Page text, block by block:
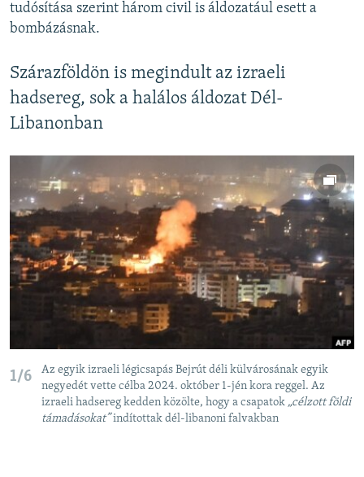
tudósítása szerint három civil is áldozatául esett a
bombázásnak.
Szárazföldön is megindult az izraeli
hadsereg, sok a halálos áldozat Dél-
Libanonban
1/6
Az egyik izraeli légicsapás Bejrút déli külvárosának egyik
negyedét vette célba 2024. október 1-jén kora reggel. Az
izraeli hadsereg kedden közölte, hogy a csapatok „célzott földi
támadásokat”indítottak dél-libanoni falvakban